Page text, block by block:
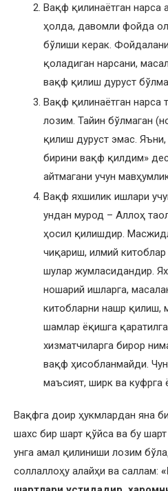
Вақф қилинаётган нарса
ҳолда, давомли фойда
бўлиши керак.
қоладиган нарсани,
вақф қилиш дуруст
Вақф қилинаётган нарса
лозим. Тайин бўлмаган
қилиш дуруст эмас.
бирини вақф қилдим»
айтмагани учун
Вақф яхшилик ишлари
ундан мурод – Аллоҳ
ҳосил қилишдир.
чиқариш, илмий
шулар жумласидандир.
ношарий ишларга,
китобларни нашр қилиш,
шамлар ёқишга
хизматчиларга бирор
вақф ҳисобланмайди.
маъсият, ширк ва куфрга
Вақфга доир ҳукмлардан яна
шахс бир шарт қўйса ва бу
унга амал қилиниши лозим
соллаллоҳу алайҳи ва саллам: